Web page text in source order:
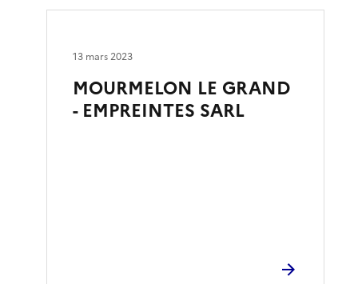
MOURMELON LE GRAND
- EMPREINTES SARL
13 mars 2023